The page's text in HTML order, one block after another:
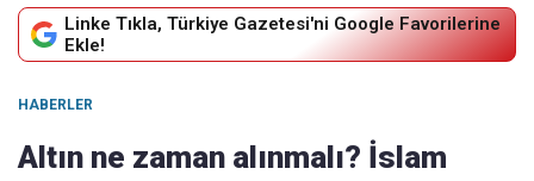
Linke Tıkla, Türkiye Gazetesi'ni Google Favorilerine
Ekle!
HABERLER
Altın ne zaman alınmalı? İslam